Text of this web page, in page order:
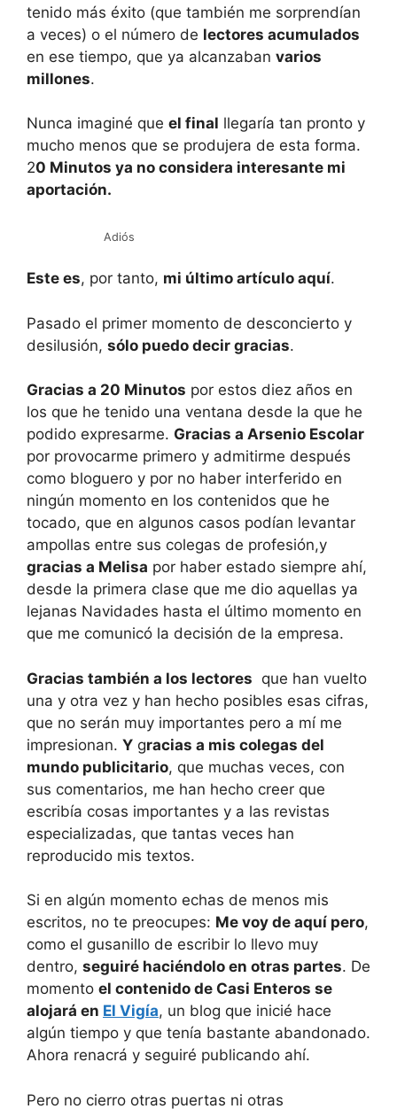
tenido más éxito (que también me sorprendían
a veces) o el número de lectores acumulados
en ese tiempo, que ya alcanzaban varios
millones.
Nunca imaginé que el final llegaría tan pronto y
mucho menos que se produjera de esta forma.
20 Minutos ya no considera interesante mi
aportación.
Adiós
Este es, por tanto, mi último artículo aquí.
Pasado el primer momento de desconcierto y
desilusión, sólo puedo decir gracias.
Gracias a 20 Minutos por estos diez años en
los que he tenido una ventana desde la que he
podido expresarme. Gracias a Arsenio Escolar
por provocarme primero y admitirme después
como bloguero y por no haber interferido en
ningún momento en los contenidos que he
tocado, que en algunos casos podían levantar
ampollas entre sus colegas de profesión,y
gracias a Melisa por haber estado siempre ahí,
desde la primera clase que me dio aquellas ya
lejanas Navidades hasta el último momento en
que me comunicó la decisión de la empresa.
Gracias también a los lectores que han vuelto
una y otra vez y han hecho posibles esas cifras,
que no serán muy importantes pero a mí me
impresionan. Y gracias a mis colegas del
mundo publicitario, que muchas veces, con
sus comentarios, me han hecho creer que
escribía cosas importantes y a las revistas
especializadas, que tantas veces han
reproducido mis textos.
Si en algún momento echas de menos mis
escritos, no te preocupes: Me voy de aquí pero,
como el gusanillo de escribir lo llevo muy
dentro, seguiré haciéndolo en otras partes. De
momento el contenido de Casi Enteros se
alojará en El Vigía, un blog que inicié hace
algún tiempo y que tenía bastante abandonado.
Ahora renacrá y seguiré publicando ahí.
Pero no cierro otras puertas ni otras